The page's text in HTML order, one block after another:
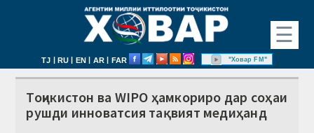
☰
TJ | RU | EN | AR | FAR "Ховар FM"
Тоҷикистон ва WIPO ҳамкориро дар соҳаи
рушди инноватсия тақвият медиҳанд